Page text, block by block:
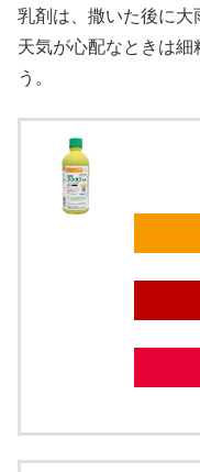
乳剤は、撒いた後に大
天気が心配なときは細
う。